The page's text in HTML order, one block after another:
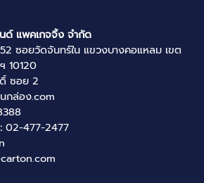
ด์ แพคเกจจิ้ง จำกัด
ซอยวัดจันทร์ใน แขวงบางคอแหลม เขต
10120
ซอย 2
กล่อง.com
02-477-2477